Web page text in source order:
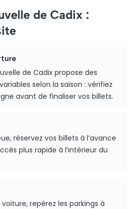
de Cadix :
de Cadix propose des
selon la saison : vérifiez
avant de finaliser vos billets.
réservez vos billets à l’avance
plus rapide à l’intérieur du
repérez les parkings à